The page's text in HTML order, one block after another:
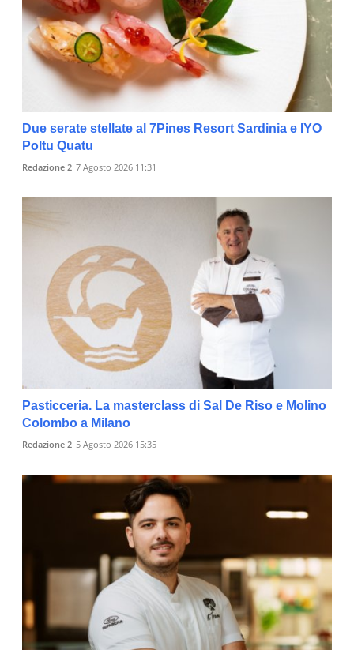
Due serate stellate al 7Pines Resort Sardinia e IYO
Poltu Quatu
Redazione 2 7 Agosto 2026 11:31
Pasticceria. La masterclass di Sal De Riso e Molino
Colombo a Milano
Redazione 2 5 Agosto 2026 15:35